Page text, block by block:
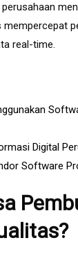
real-time.
Digital
Software